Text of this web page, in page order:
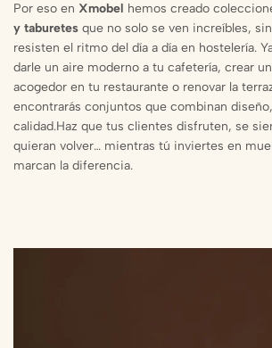
Por eso en Xmobel hemos creado
y taburetes que no solo se ven increíbles,
resisten el ritmo del día a día en hostelería.
darle un aire moderno a tu cafetería, crear
acogedor en tu restaurante o renovar la
encontrarás conjuntos que combinan
calidad.Haz que tus clientes disfruten, se
quieran volver… mientras tú inviertes en
marcan la diferencia.